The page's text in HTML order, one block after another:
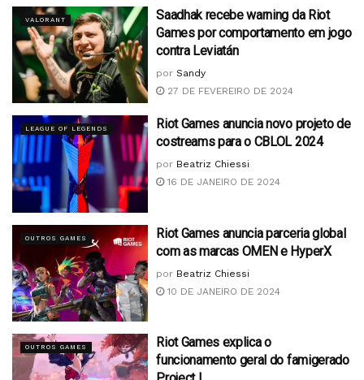
VALORANT
Saadhak recebe warning da Riot
Games por comportamento em jogo
contra Leviatán
por Sandy
27 DE FEVEREIRO DE 2024
LEAGUE OF LEGENDS
Riot Games anuncia novo projeto de
costreams para o CBLOL 2024
por Beatriz Chiessi
16 DE JANEIRO DE 2024
OUTROS GAMES
Riot Games anuncia parceria global
com as marcas OMEN e HyperX
por Beatriz Chiessi
10 DE JANEIRO DE 2024
OUTROS GAMES
Riot Games explica o
funcionamento geral do famigerado